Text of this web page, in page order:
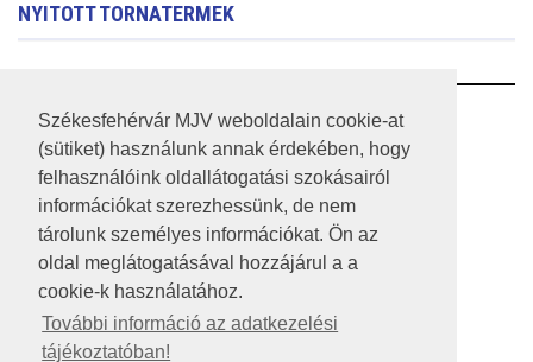
Székesfehérvár MJV weboldalain cookie-at
(sütiket) használunk annak érdekében, hogy
felhasználóink oldallátogatási szokásairól
információkat szerezhessünk, de nem
tárolunk személyes információkat. Ön az
oldal meglátogatásával hozzájárul a a
cookie-k használatához.
További információ az adatkezelési
tájékoztatóban!
NYITOTT TORNATERMEK
RSS
A HONLAP 2017.03.31-I ÁLLAPOTA
JOGI NYILATKOZAT
IMPRESSZUM
KÖZÉRDEKŰ ADATOK